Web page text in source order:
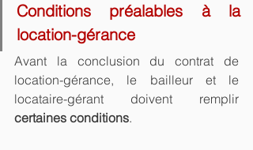
Conditions préalables à la
location-gérance
Avant la conclusion du contrat de
location-gérance, le bailleur et le
certaines conditions.